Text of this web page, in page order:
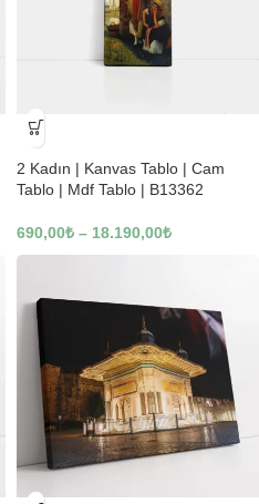
-23%
2 Kadın | Kanvas Tablo | Cam
Tablo | Mdf Tablo | B13362
690,00₺ – 18.190,00₺